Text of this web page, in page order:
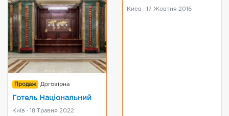
Продаж Договірна
Готель Національний
Київ · 18 Травня 2022
Киев · 17 Жовтня 2016